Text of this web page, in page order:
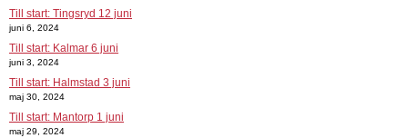
Till start: Tingsryd 12 juni
juni 6, 2024
Till start: Kalmar 6 juni
juni 3, 2024
Till start: Halmstad 3 juni
maj 30, 2024
Till start: Mantorp 1 juni
maj 29, 2024